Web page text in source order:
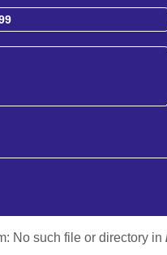
No such file or directory in